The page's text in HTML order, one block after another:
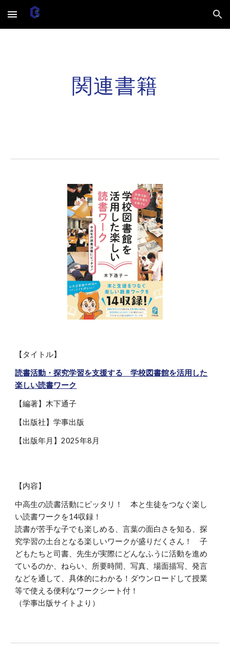
Skip to main content Skip to navigation
関連書籍
【タイトル】
読書活動・探究学習を支援する 学校図書館を活用した
楽しい読書ワーク
【編著】木下通子
【出版社】学事出版
【出版年月】2025年8月
【内容】
中高生の読書活動にピッタリ！ 本と生徒をつなぐ楽し
い読書ワークを14収録！
読書が苦手な子でも楽しめる、言葉の面白さを知る、探
究学習の土台となる楽しいワークが盛りだくさん！ 子
どもたちと司書、先生が実際にどんなふうに活動を進め
ているのか、ねらい、所要時間、写真、場面描写、発言
などを通して、具体的にわかる！ダウンロードして授業
等で使える便利なワークシート付！
（学事出版サイト より）